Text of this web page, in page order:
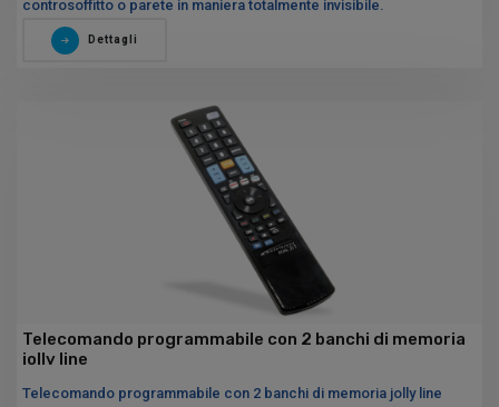
controsoffitto o parete in maniera totalmente invisibile.
Dettagli
Telecomando programmabile con 2 banchi di memoria
jolly line
Telecomando programmabile con 2 banchi di memoria jolly line